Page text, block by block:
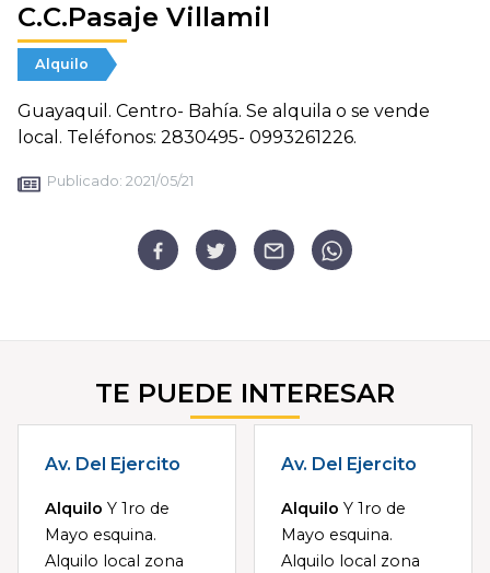
C.C.Pasaje Villamil
Alquilo
Guayaquil. Centro- Bahía. Se alquila o se vende
local. Teléfonos: 2830495- 0993261226.
Publicado: 2021/05/21
TE PUEDE INTERESAR
Av. Del Ejercito
Alquilo Y 1ro de
Mayo esquina.
Alquilo local zona
Av. Del Ejercito
Alquilo Y 1ro de
Mayo esquina.
Alquilo local zona